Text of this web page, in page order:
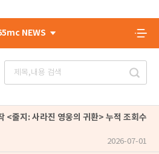
NEWS
<줄지: 사라진 영웅의 귀환> 누적 조회수
2026-07-01